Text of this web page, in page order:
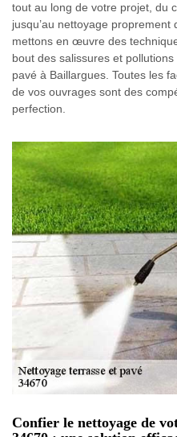
tout au long de votre projet, du
jusqu’au nettoyage
mettons en œuvre des
bout des salissures et
pavé à Baillargues. Toutes les
de vos ouvrages sont des
perfection.
Confier le nettoyage de